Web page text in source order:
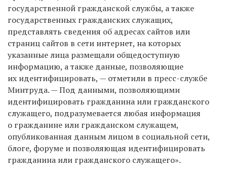
государственной гражданской службы, а также
государственных гражданских служащих,
представлять сведения об адресах сайтов или
страниц сайтов в сети интернет, на которых
указанные лица размещали общедоступную
информацию, а также данные, позволяющие
их идентифицировать, — отметили в пресс-службе
Минтруда. — Под данными, позволяющими
идентифицировать гражданина или гражданского
служащего, подразумевается любая информация
о гражданине или гражданском служащем,
опубликованная данным лицом в социальной сети,
блоге, форуме и позволяющая идентифицировать
гражданина или гражданского служащего».